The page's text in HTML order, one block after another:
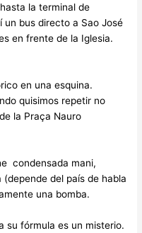
la terminal de
bus directo a Sao José
en frente de la Iglesia.
en una esquina.
quisimos repetir no
la Praça Nauro
condensada mani,
del país de habla
una bomba.
su fórmula es un misterio.